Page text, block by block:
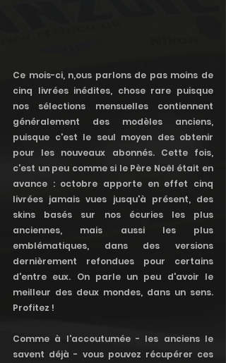
Ce mois-ci, n,ous parlons de pas moins de
cinq livrées inédites, chose rare puisque
nos sélections mensuelles contiennent
généralement des modèles anciens,
puisque c'est le seul moyen des obtenir
pour les nouveaux abonnés. Cette fois,
c'est un peu comme si le Père Noël était en
avance : octobre apporte en effet cinq
livrées jamais vues jusqu'à présent, des
skins basés sur nos écuries les plus
anciennes, mais aussi les plus
emblématiques, dans des versions
dernièrement refondues pour certains
d'entre eux. On parle un peu d'avoir le
meilleur des deux mondes, dans un sens.
Profitez !
Comme à l'accoutumée - les anciens le
savent déjà - vous pouvez récupérer ces